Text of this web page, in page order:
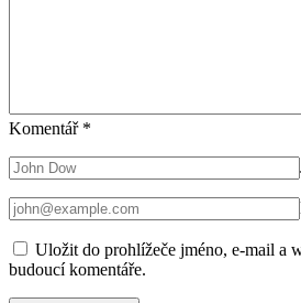
Komentář *
Uložit do prohlížeče jméno, e-mail a
budoucí komentáře.